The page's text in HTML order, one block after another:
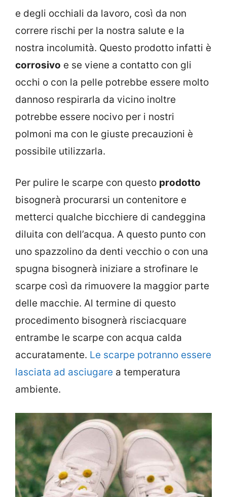
e degli occhiali da lavoro, così da non
correre rischi per la nostra salute e la
nostra incolumità. Questo prodotto infatti è
corrosivo e se viene a contatto con gli
occhi o con la pelle potrebbe essere molto
dannoso respirarla da vicino inoltre
potrebbe essere nocivo per i nostri
polmoni ma con le giuste precauzioni è
possibile utilizzarla.
Per pulire le scarpe con questo prodotto
bisognerà procurarsi un contenitore e
metterci qualche bicchiere di candeggina
diluita con dell’acqua. A questo punto con
uno spazzolino da denti vecchio o con una
spugna bisognerà iniziare a strofinare le
scarpe così da rimuovere la maggior parte
delle macchie. Al termine di questo
procedimento bisognerà risciacquare
entrambe le scarpe con acqua calda
accuratamente. Le scarpe potranno essere
lasciata ad asciugare a temperatura
ambiente.